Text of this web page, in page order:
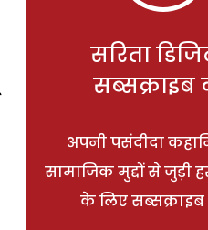
सरिता
सब्सक्राइब
अपनी पसंदीदा
सामाजिक मुद्दों से जुड़ी
के लिए